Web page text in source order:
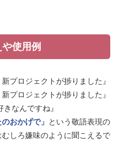
や使用例
プロジェクトが捗りました』
プロジェクトが捗りました』
なんですね』
のおかげで」
という敬語表現の
むしろ嫌味のように聞こえるで